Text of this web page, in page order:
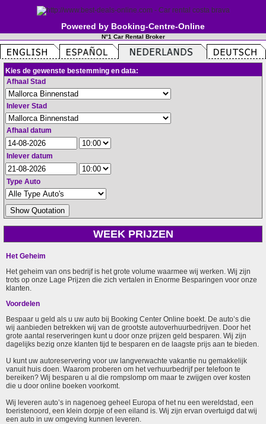
Powered by Booking-Centre-Online
N°1 Car Rental Broker
Kies de gewenste bestemming en data:
Afhaal Stad
Inlever Stad
Afhaal datum
Inlever datum
Type Auto
WEEK PRIJZEN
Het Geheim
Het geheim van ons bedrijf is het grote volume waarmee wij werken. Wij zijn
trots op onze Lage Prijzen die zich vertalen in Enorme Besparingen voor onze
klanten.
Voordelen
Bespaar u geld als u uw auto bij Booking Center Online boekt. De auto’s die
wij aanbieden betrekken wij van de grootste autoverhuurbedrijven. Door het
grote aantal reserveringen kunt u door onze prijzen geld besparen. Wij zijn
dagelijks bezig onze klanten tijd te besparen en de laagste prijs aan te bieden.
U kunt uw autoreservering voor uw langverwachte vakantie nu gemakkelijk
vanuit huis doen. Waarom proberen om het verhuurbedrijf per telefoon te
bereiken? Wij besparen u al die rompslomp om maar te zwijgen over kosten
die u door online boeken voorkomt.
Wij leveren auto’s in nagenoeg geheel Europa of het nu een wereldstad, een
toeristenoord, een klein dorpje of een eiland is. Wij zijn ervan overtuigd dat wij
een auto in uw omgeving kunnen leveren.